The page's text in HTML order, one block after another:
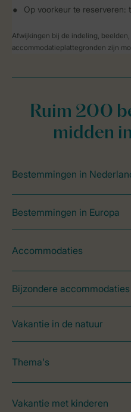
Op voorkeur te reserveren:
Afwijkingen bij de indeling,
accommodatieplattegronden zijn
Ruim 200
midden
Bestemmingen in
Bestemmingen in Europa
Accommodaties
Bijzondere accommodaties
Vakantie in de natuur
Thema's
Vakantie met kinderen